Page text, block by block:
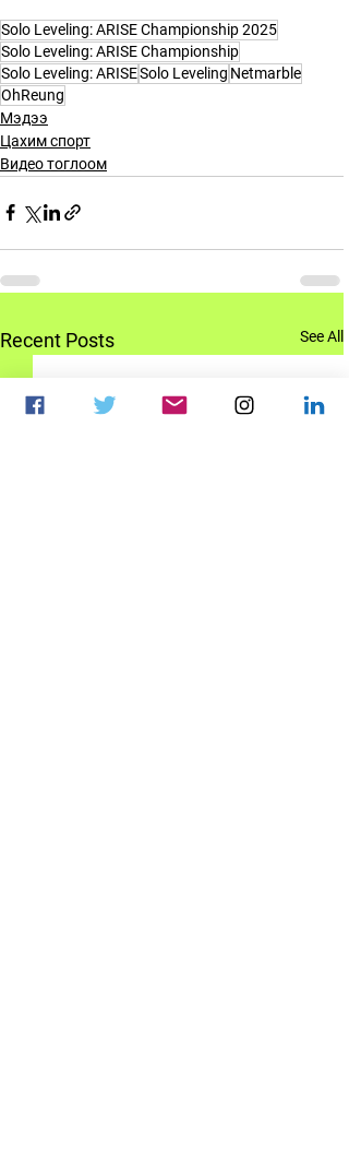
Solo Leveling: ARISE Championship 2025
Solo Leveling: ARISE Championship
Solo Leveling: ARISESolo Leveling Netmarble
OhReung
Мэдээ
Цахим спорт
Видео тоглоом
Recent Posts See All